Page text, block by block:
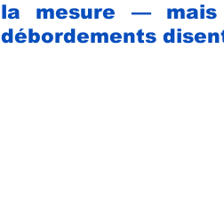
la mesure — mais
débordements